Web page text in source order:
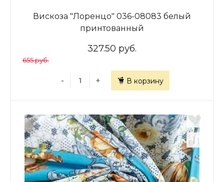
Вискоза "Лоренцо" 036-08083 белый
принтованный
327.50 руб.
655 руб.
- + В корзину